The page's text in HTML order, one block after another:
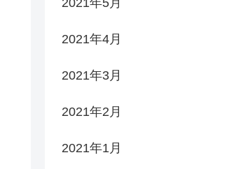
2021年5月
2021年4月
2021年3月
2021年2月
2021年1月